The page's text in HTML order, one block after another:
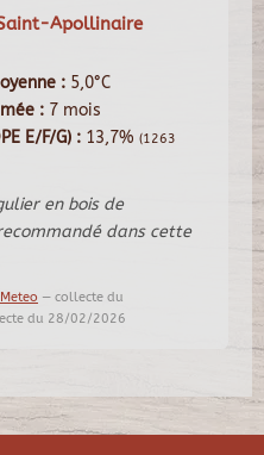
Apollinaire
: 5,0°C
: 7 mois
E/F/G) : 13,7% (1263
en bois de
dans cette
— collecte du
du 28/02/2026